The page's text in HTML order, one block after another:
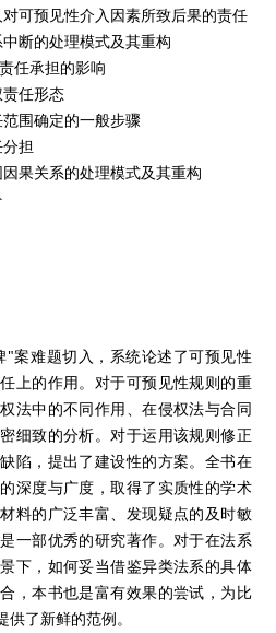
可预见性介入因素所致后果的责任
断的处理模式及其重构
任承担的影响
任形态
围确定的一般步骤
担
果关系的处理模式及其重构
案难题切入，系统论述了可预见性
上的作用。对于可预见性规则的重
法中的不同作用、在侵权法与合同
细致的分析。对于运用该规则修正
陷，提出了建设性的方案。全书在
深度与广度，取得了实质性的学术
料的广泛丰富、发现疑点的及时敏
一部优秀的研究著作。对于在法系
下，如何妥当借鉴异类法系的具体
，本书也是富有效果的尝试，为比
供了新鲜的范例。